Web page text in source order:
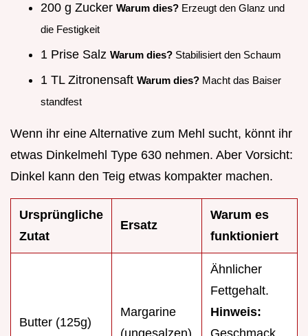
200 g Zucker Warum dies? Erzeugt den Glanz und
die Festigkeit
1 Prise Salz Warum dies? Stabilisiert den Schaum
1 TL Zitronensaft Warum dies? Macht das Baiser
standfest
Wenn ihr eine Alternative zum Mehl sucht, könnt ihr
etwas Dinkelmehl Type 630 nehmen. Aber Vorsicht:
Dinkel kann den Teig etwas kompakter machen.
Ursprüngliche
Zutat
Ersatz
Warum es
funktioniert
Butter (125g)
Margarine
(ungesalzen)
Ähnlicher
Fettgehalt.
Hinweis:
Geschmack